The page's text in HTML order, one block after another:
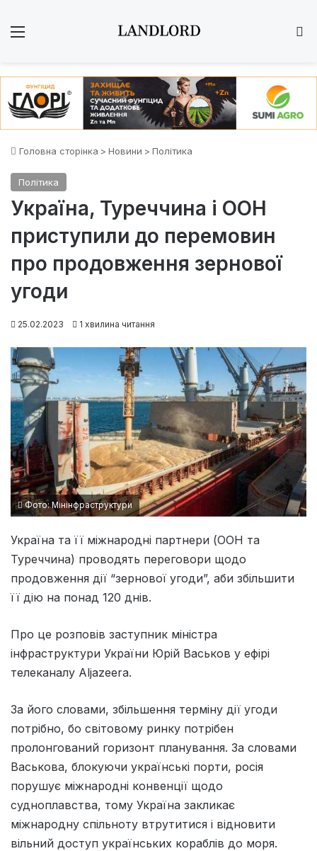
Головна сторінка > Новини > Політика
Політика
Україна, Туреччина і ООН
приступили до перемовин
про продовження зернової
угоди
25.02.2023 1 хвилина читання
Фото: Мінінфраструктури
Україна та її міжнародні партнери (ООН та
Туреччина) проводять переговори щодо
продовження дії “‎зернової угоди”, аби збільшити
її дію на понад 120 днів.
Про це розповів заступник міністра
інфраструктури України Юрій Васьков у ефірі
телеканалу Aljazeera.
‎За його словами, збільшення терміну дії угоди
потрібно, бо світовому ринку потрібен
пролонгований горизонт планування. За словами
Васькова, блокуючи українські порти, росія
порушує міжнародні конвенції щодо
судноплавства, тому Україна закликає
міжнародну спільноту втрутитися і відновити
вільний доступ українських кораблів до моря.